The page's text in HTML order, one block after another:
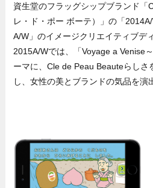
資生堂のフラッグシップブランド「
レ・ド・ポー ボーテ）」の「
A/W」のイメージクリエイティブデ
2015A/Wでは、「Voyage a Venise
ーマに、Cle de Peau Beauteらしさ
し、女性の美とブランドの気品を演